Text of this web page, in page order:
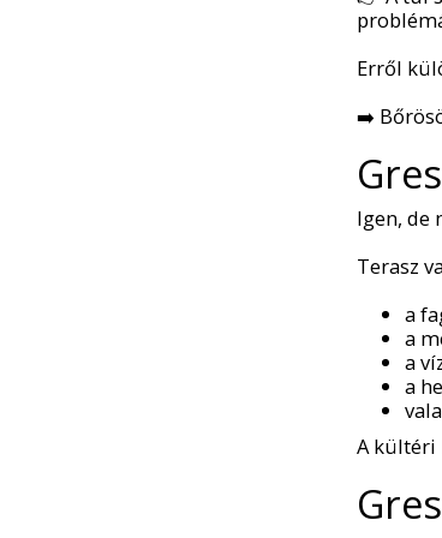
Erről
➡️
Igen, de
Terasz
a
a
a
a
A kültéri